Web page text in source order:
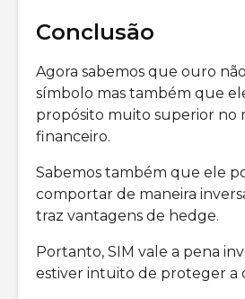
Conclusão
Agora sabemos que ouro
símbolo mas também que
propósito muito superior no
financeiro.
Sabemos também que ele
comportar de maneira
traz vantagens de hedge.
Portanto, SIM vale a pena
estiver intuito de proteger a